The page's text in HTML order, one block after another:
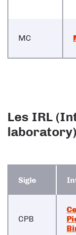
MC
Les IRL
laboratory)
Sigle
CPB